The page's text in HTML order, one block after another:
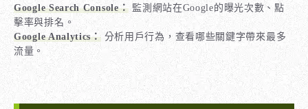
Google Search Console： 監測網站在Google的曝光次數、點
擊率與排名。
Google Analytics：分析用戶行為，查看哪些關鍵字帶來最多
流量。